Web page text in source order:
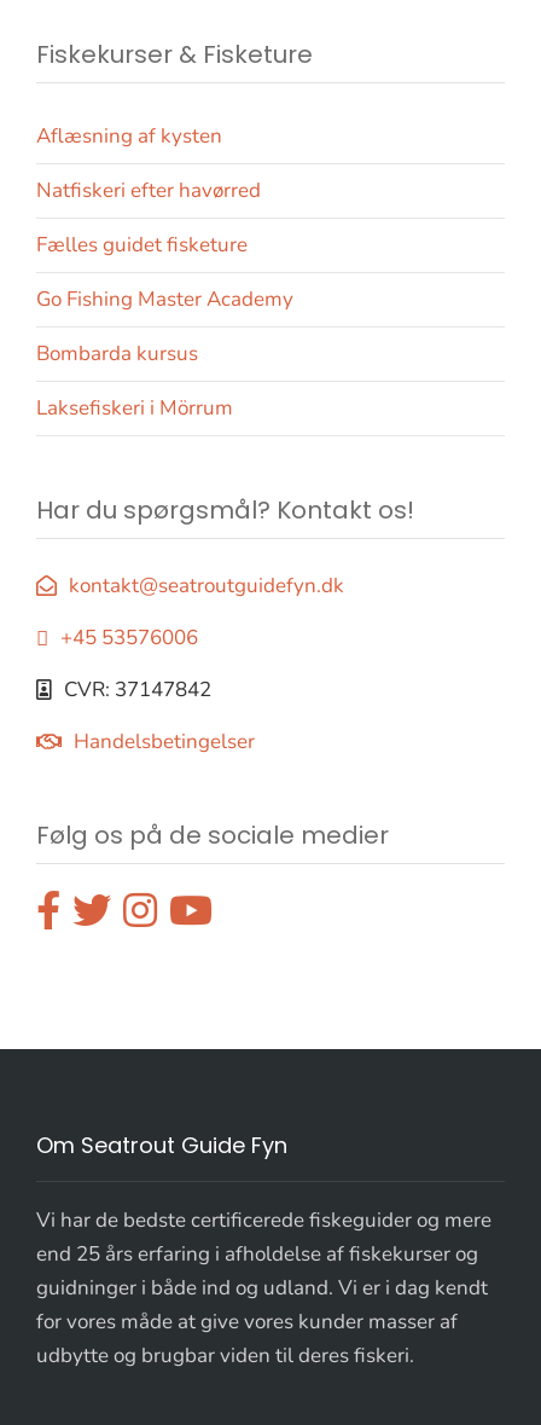
Fiskekurser & Fisketure
Aflæsning af kysten
Natfiskeri efter havørred
Fælles guidet fisketure
Go Fishing Master Academy
Bombarda kursus
Laksefiskeri i Mörrum
Har du spørgsmål? Kontakt os!
kontakt@seatroutguidefyn.dk
+45 53576006
CVR: 37147842
Handelsbetingelser
Følg os på de sociale medier
Om Seatrout Guide Fyn
Vi har de bedste certificerede fiskeguider og mere
end 25 års erfaring i afholdelse af fiskekurser og
guidninger i både ind og udland. Vi er i dag kendt
for vores måde at give vores kunder masser af
udbytte og brugbar viden til deres fiskeri.